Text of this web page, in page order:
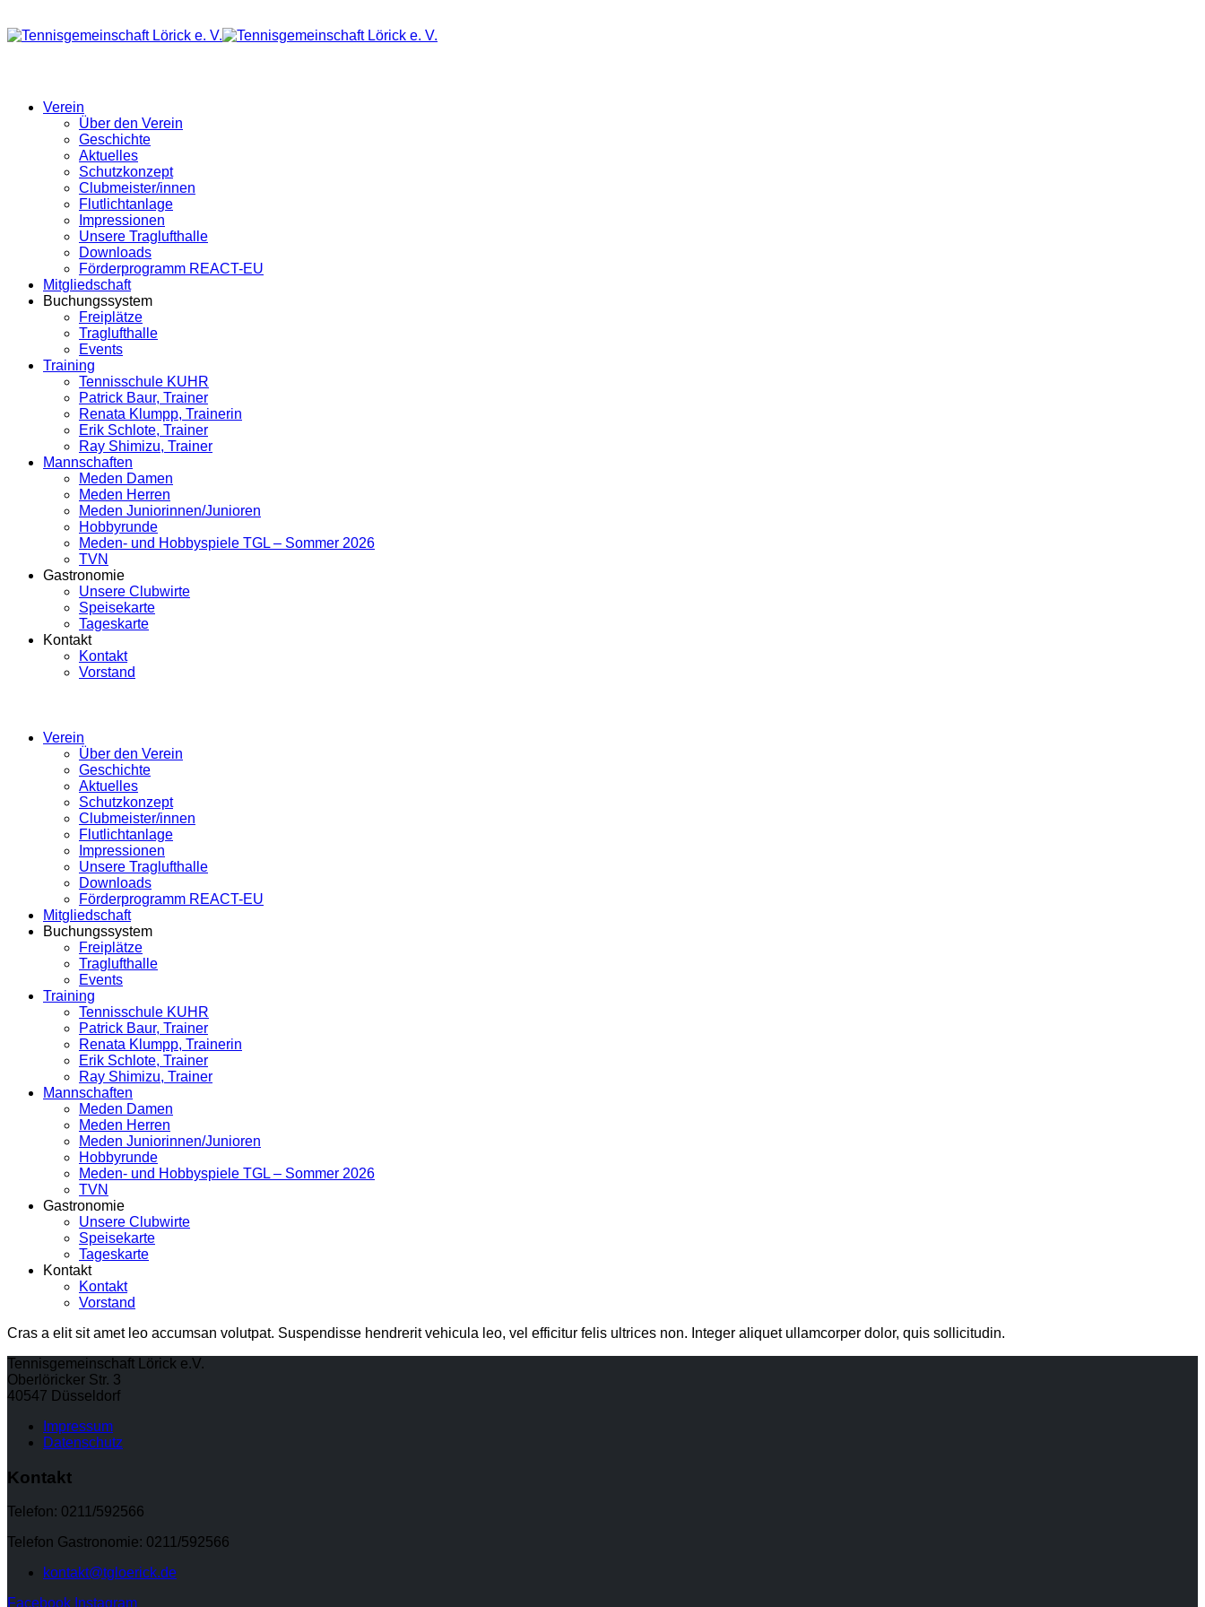
Verein
Über den Verein
Geschichte
Aktuelles
Schutzkonzept
Clubmeister/innen
Flutlichtanlage
Impressionen
Unsere Traglufthalle
Downloads
Förderprogramm REACT-EU
Mitgliedschaft
Buchungssystem
Freiplätze
Traglufthalle
Events
Training
Tennisschule KUHR
Patrick Baur, Trainer
Renata Klumpp, Trainerin
Erik Schlote, Trainer
Ray Shimizu, Trainer
Mannschaften
Meden Damen
Meden Herren
Meden Juniorinnen/Junioren
Hobbyrunde
Meden- und Hobbyspiele TGL – Sommer 2026
TVN
Gastronomie
Unsere Clubwirte
Speisekarte
Tageskarte
Kontakt
Kontakt
Vorstand
Verein
Über den Verein
Geschichte
Aktuelles
Schutzkonzept
Clubmeister/innen
Flutlichtanlage
Impressionen
Unsere Traglufthalle
Downloads
Förderprogramm REACT-EU
Mitgliedschaft
Buchungssystem
Freiplätze
Traglufthalle
Events
Training
Tennisschule KUHR
Patrick Baur, Trainer
Renata Klumpp, Trainerin
Erik Schlote, Trainer
Ray Shimizu, Trainer
Mannschaften
Meden Damen
Meden Herren
Meden Juniorinnen/Junioren
Hobbyrunde
Meden- und Hobbyspiele TGL – Sommer 2026
TVN
Gastronomie
Unsere Clubwirte
Speisekarte
Tageskarte
Kontakt
Kontakt
Vorstand
Cras a elit sit amet leo accumsan volutpat. Suspendisse hendrerit vehicula leo, vel efficitur felis ultrices non. Integer aliquet ullamcorper dolor, quis sollicitudin.
Tennisgemeinschaft Lörick e.V.
Oberlöricker Str. 3
40547 Düsseldorf
Impressum
Datenschutz
Kontakt
Telefon: 0211/592566
Telefon Gastronomie: 0211/592566
kontakt@tgloerick.de
Facebook Instagram